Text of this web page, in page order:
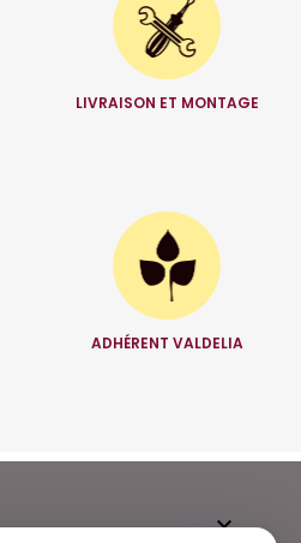
LIVRAISON ET MONTAGE
ADHÉRENT VALDELIA
